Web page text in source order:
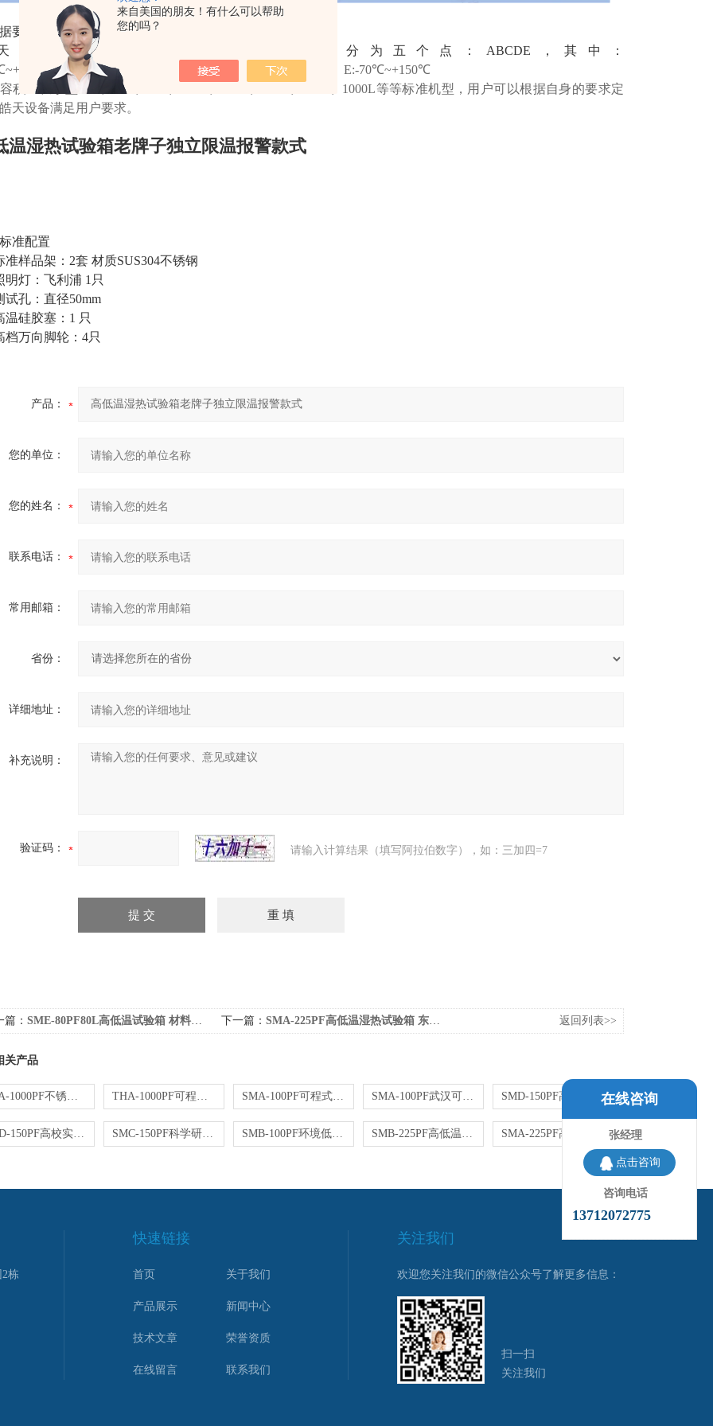
来自美国的朋友！有什么可以帮助
您的吗？
要求做更低的湿度，我们叫低温低湿试验箱。
设备的恒温恒湿试验箱温度范围分为五个点：ABCDE，其中：
B:-20℃~+150℃ C:-40℃~+150℃ D:-60℃~+150℃
E:-70℃~+150℃
积：从小型22L、36L、80L、150L、225L、408L、800L、1000L等等标准机型，用户可以根据自身的要求定
天设备满足用户要求。
温湿热试验箱老牌子独立限温报警款式
准配置
准样品架：2套 材质SUS304不锈钢
明灯：飞利浦 1只
试孔：直径50mm
温硅胶塞：1 只
档万向脚轮：4只
产品：
您的单位：
您的姓名：
联系电话：
常用邮箱：
省份：
详细地址：
补充说明：
验证码： 请输入计算结果（填写阿拉伯数字），如：三加四=7
篇： SME-80PF80L高低温试验箱 材料质量环境下破坏检测房 下一篇： SMA-225PF高低温湿热试验箱 东莞皓天出厂价格 返回列表>>
关产品
THA-1000PF不锈钢外箱高低温试验箱 实验室检测设备 THA-1000PF可程式高低温试验箱 实验室检测设备湿热机 SMA-100PF可程式高低温实验箱 恒温恒湿可靠性试验 SMA-100PF武汉可程式恒温恒湿试验室 晶体电子实验 SMD-150PF高低温实验箱 可程式恒温恒湿试验箱 小型款
SMD-150PF高校实验室设备 恒温恒湿试验箱加强版 SMC-150PF科学研究环境气候箱恒温恒湿箱试验研究设备 SMB-100PF环境低温恒湿箱_100L高低温试验箱装置-20℃ SMB-225PF高低温湿热试验箱225升 东莞皓天出厂价格
栋
快速链接
首页 关于我们
产品展示 新闻中心
技术文章 荣誉资质
在线留言 联系我们
关注我们
欢迎您关注我们的微信公众号了解更多信息：
扫一扫
关注我们
在线咨询
张经理
点击咨询
咨询电话
13712072775